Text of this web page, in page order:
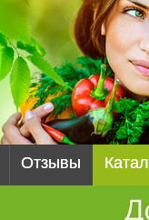
Отзывы